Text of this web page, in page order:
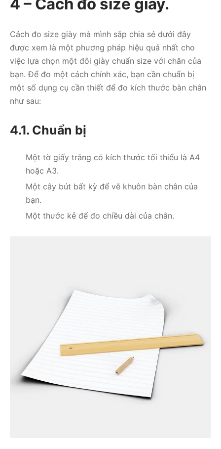
4 – Cách đo size giày.
Cách đo size giày mà mình sắp chia sẻ dưới đây
được xem là một phương pháp hiệu quả nhất cho
việc lựa chọn một đôi giày chuẩn size với chân của
bạn. Để đo một cách chính xác, bạn cần chuẩn bị
một số dụng cụ cần thiết để đo kích thước bàn chân
như sau:
4.1. Chuẩn bị
Một tờ giấy trắng có kích thước tối thiểu là A4
hoặc A3.
Một cây bút bất kỳ để vẽ khuôn bàn chân của
bạn.
Một thước kẻ để đo chiều dài của chân.